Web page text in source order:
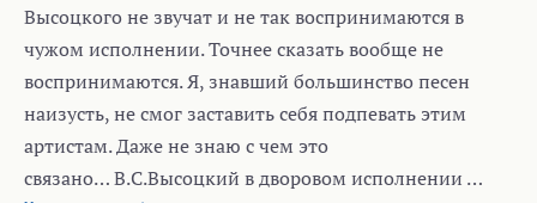
Высоцкого не звучат и не так воспринимаются в
чужом исполнении. Точнее сказать вообще не
воспринимаются. Я, знавший большинство песен
наизусть, не смог заставить себя подпевать этим
артистам. Даже не знаю с чем это
связано… В.С.Высоцкий в дворовом исполнении …